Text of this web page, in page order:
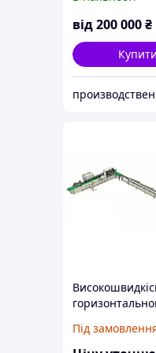
від200 000₴
- Серія FJHS
Під